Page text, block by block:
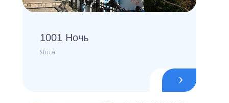
1001 Ночь
Ялта